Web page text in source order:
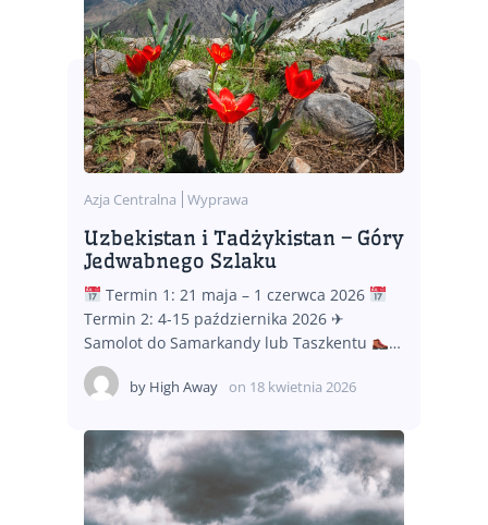
Azja Centralna Wyprawa
Uzbekistan i Tadżykistan – Góry
Jedwabnego Szlaku
Termin 1: 21 maja – 1 czerwca 2026
Termin 2: 4-15 października 2026 ✈
Samolot do Samarkandy lub Taszkentu
…
by High Away on 18 kwietnia 2026